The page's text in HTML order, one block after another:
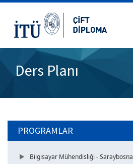
Ders Planı
PROGRAMLAR
Bilgisayar Mühendisliği - Saraybosna